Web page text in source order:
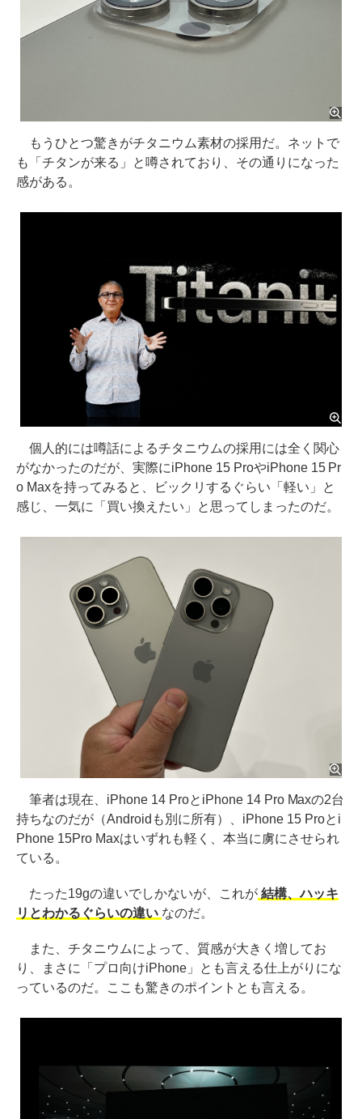
もうひとつ驚きがチタニウム素材の採用だ。ネットで
も「チタンが来る」と噂されており、その通りになった
感がある。
個人的には噂話によるチタニウムの採用には全く関心
がなかったのだが、実際にiPhone 15 ProやiPhone 15 Pr
o Maxを持ってみると、ビックリするぐらい「軽い」と
感じ、一気に「買い換えたい」と思ってしまったのだ。
筆者は現在、iPhone 14 ProとiPhone 14 Pro Maxの2台
持ちなのだが（Androidも別に所有）、iPhone 15 Proとi
Phone 15Pro Maxはいずれも軽く、本当に虜にさせられ
ている。
たった19gの違いでしかないが、これが結構、ハッキ
リとわかるぐらいの違い なのだ。
また、チタニウムによって、質感が大きく増してお
り、まさに「プロ向けiPhone」とも言える仕上がりにな
っているのだ。ここも驚きのポイントとも言える。